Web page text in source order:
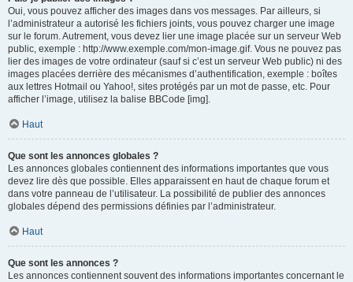
Oui, vous pouvez afficher des images dans vos messages. Par ailleurs, si
l’administrateur a autorisé les fichiers joints, vous pouvez charger une image
sur le forum. Autrement, vous devez lier une image placée sur un serveur Web
public, exemple : http://www.exemple.com/mon-image.gif. Vous ne pouvez pas
lier des images de votre ordinateur (sauf si c’est un serveur Web public) ni des
images placées derrière des mécanismes d’authentification, exemple : boîtes
aux lettres Hotmail ou Yahoo!, sites protégés par un mot de passe, etc. Pour
afficher l’image, utilisez la balise BBCode [img].
Haut
Que sont les annonces globales ?
Les annonces globales contiennent des informations importantes que vous
devez lire dès que possible. Elles apparaissent en haut de chaque forum et
dans votre panneau de l’utilisateur. La possibilité de publier des annonces
globales dépend des permissions définies par l’administrateur.
Haut
Que sont les annonces ?
Les annonces contiennent souvent des informations importantes concernant le